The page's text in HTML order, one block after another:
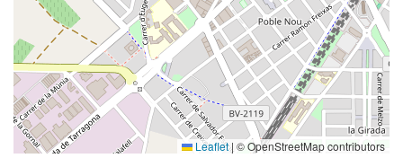
Leaflet| © OpenStreetMap contributors